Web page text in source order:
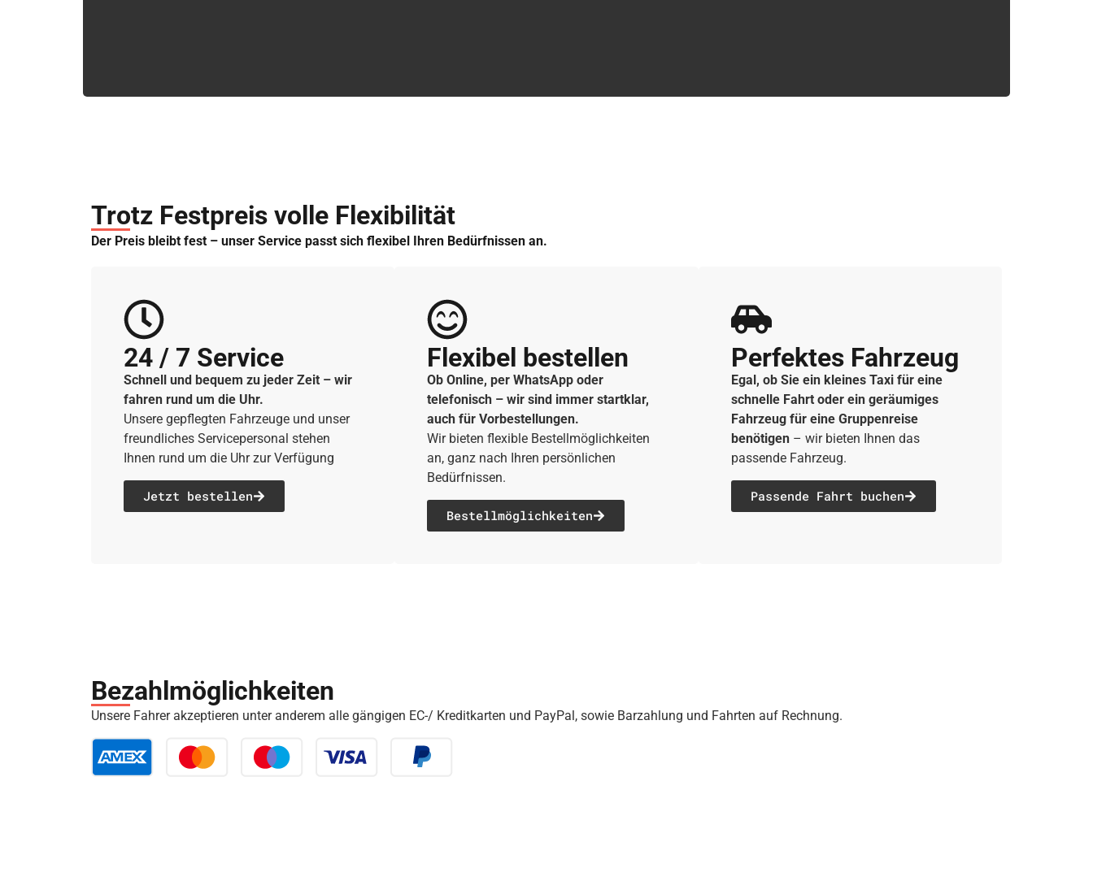
Trotz Festpreis volle Flexibilität
Der Preis bleibt fest – unser Service passt sich flexibel Ihren Bedürfnissen an.
24 / 7 Service
Schnell und bequem zu jeder Zeit – wir
fahren rund um die Uhr.
Unsere gepflegten Fahrzeuge und unser
freundliches Servicepersonal stehen
Ihnen rund um die Uhr zur Verfügung
Jetzt bestellen
Flexibel bestellen
Ob Online, per WhatsApp oder
telefonisch – wir sind immer startklar,
auch für Vorbestellungen.
Wir bieten flexible Bestellmöglichkeiten
an, ganz nach Ihren persönlichen
Bedürfnissen.
Bestell­möglichkeiten
Perfektes Fahrzeug
Egal, ob Sie ein kleines Taxi für eine
schnelle Fahrt oder ein geräumiges
Fahrzeug für eine Gruppenreise
benötigen– wir bieten Ihnen das
passende Fahrzeug.
Passende Fahrt buchen
Bezahl­möglich­keiten
Unsere Fahrer akzeptieren unter anderem alle gängigen EC-/ Kreditkarten und PayPal, sowie Barzahlung und Fahrten auf Rechnung.